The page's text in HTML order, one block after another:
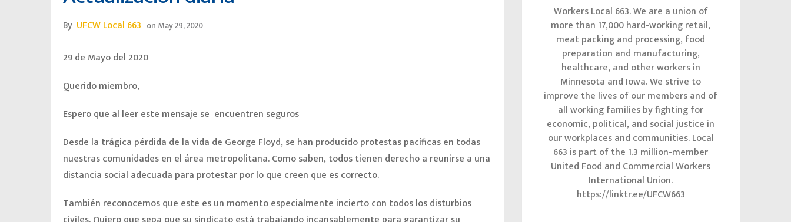
By UFCW Local 663 on May 29, 2020
29 de Mayo del 2020
Querido miembro,
Espero que al leer este mensaje se encuentren seguros
Desde la trágica pérdida de la vida de George Floyd, se han producido protestas pacíficas en todas
nuestras comunidades en el área metropolitana. Como saben, todos tienen derecho a reunirse a una
distancia social adecuada para protestar por lo que creen que es correcto.
También reconocemos que este es un momento especialmente incierto con todos los disturbios
Workers Local 663. We are a union of
more than 17,000 hard-working retail,
meat packing and processing, food
preparation and manufacturing,
healthcare, and other workers in
Minnesota and Iowa. We strive to
improve the lives of our members and of
all working families by fighting for
economic, political, and social justice in
our workplaces and communities. Local
663 is part of the 1.3 million-member
United Food and Commercial Workers
International Union.
https://linktr.ee/UFCW663